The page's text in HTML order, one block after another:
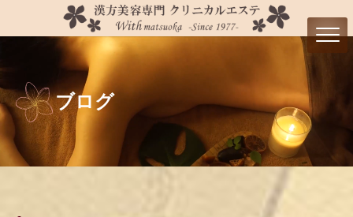
ブログ